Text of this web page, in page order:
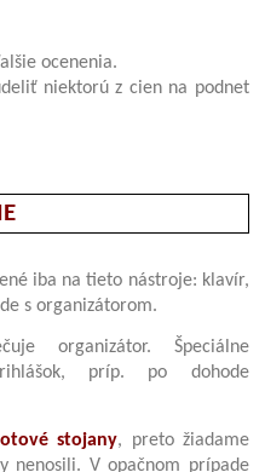
ocenenia.
niektorú z cien na podnet
iba na tieto nástroje: klavír,
s organizátorom.
organizátor. Špeciálne
príp. po dohode
stojany, preto žiadame
nenosili. V opačnom prípade